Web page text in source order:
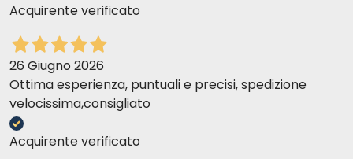
Acquirente verificato
26 Giugno 2026
Ottima esperienza, puntuali e precisi, spedizione
velocissima,consigliato
Acquirente verificato